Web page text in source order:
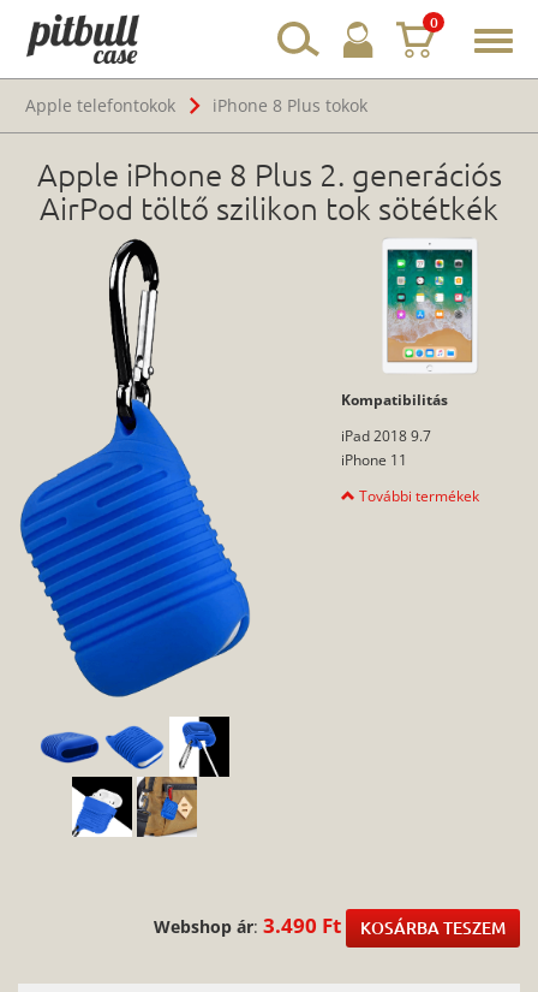
0
Apple telefontokok
iPhone 8 Plus tokok
Apple iPhone 8 Plus 2. generációs
AirPod töltő szilikon tok sötétkék
Kompatibilitás
iPad 2018 9.7
iPhone 11
További termékek
Webshop ár: 3.490 Ft KOSÁRBA TESZEM